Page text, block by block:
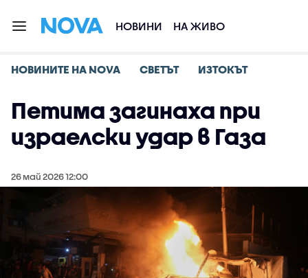
НОВИНИ НА ЖИВО
НОВИНИТЕ НА NOVA СВЕТЪТ ИЗТОКЪТ
Петима загинаха при
израелски удар в Газа
26 май 2026 12:00